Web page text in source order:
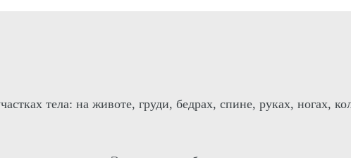
тела: на животе, груди, бедрах, спине, руках, ногах,